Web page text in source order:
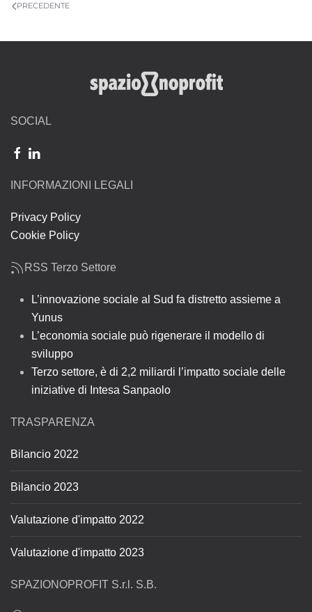
PRECEDENTE
SOCIAL
INFORMAZIONI LEGALI
Privacy Policy
Cookie Policy
RSS Terzo Settore
L’innovazione sociale al Sud fa distretto assieme a
Yunus
L’economia sociale può rigenerare il modello di
sviluppo
Terzo settore, è di 2,2 miliardi l’impatto sociale delle
iniziative di Intesa Sanpaolo
TRASPARENZA
Bilancio 2022
Bilancio 2023
Valutazione d'impatto 2022
Valutazione d'impatto 2023
SPAZIONOPROFIT S.r.l. S.B.